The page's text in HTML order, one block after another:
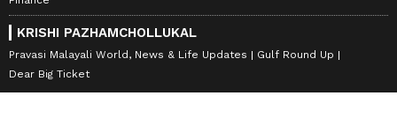
KRISHI PAZHAMCHOLLUKAL
Pravasi Malayali World, News & Life Updates
Gulf Round Up
Dear Big Ticket